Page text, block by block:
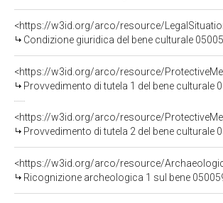
<https://w3id.org/arco/resource/
Condizione giuridica del bene culturale
<https://w3id.org/arco/resource/
Provvedimento di tutela 1 del bene culturale
<https://w3id.org/arco/resource/
Provvedimento di tutela 2 del bene culturale
<https://w3id.org/arco/resource/
Ricognizione archeologica 1 sul bene